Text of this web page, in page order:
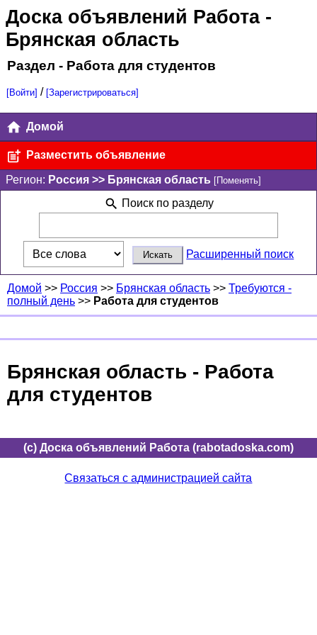
Доска объявлений Работа-
Брянская область
Раздел - Работа для студентов
[Войти] / [Зарегистрироваться]
Домой
Разместить объявление
Регион: Россия >> Брянская область [Поменять]
Поиск по разделу
Расширенный поиск
Домой >> Россия >> Брянская область >> Требуются -
полный день >> Работа для студентов
Брянская область - Работа
для студентов
(c) Доска объявлений Работа (rabotadoska.com)
Связаться с администрацией сайта